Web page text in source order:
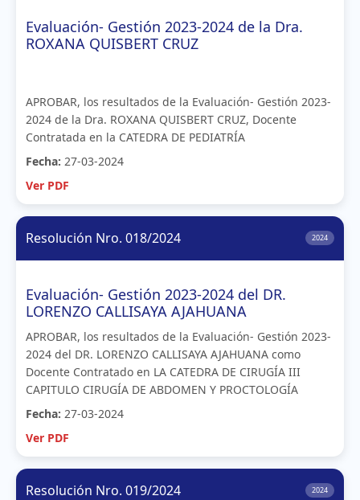
Evaluación- Gestión 2023-2024 de la Dra.
ROXANA QUISBERT CRUZ
APROBAR, los resultados de la Evaluación- Gestión 2023-
2024 de la Dra. ROXANA QUISBERT CRUZ, Docente
Contratada en la CATEDRA DE PEDIATRÍA
Fecha: 27-03-2024
Ver PDF
Resolución Nro. 018/2024 2024
Evaluación- Gestión 2023-2024 del DR.
LORENZO CALLISAYA AJAHUANA
APROBAR, los resultados de la Evaluación- Gestión 2023-
2024 del DR. LORENZO CALLISAYA AJAHUANA como
Docente Contratado en LA CATEDRA DE CIRUGÍA III
CAPITULO CIRUGÍA DE ABDOMEN Y PROCTOLOGÍA
Fecha: 27-03-2024
Ver PDF
Resolución Nro. 019/2024 2024